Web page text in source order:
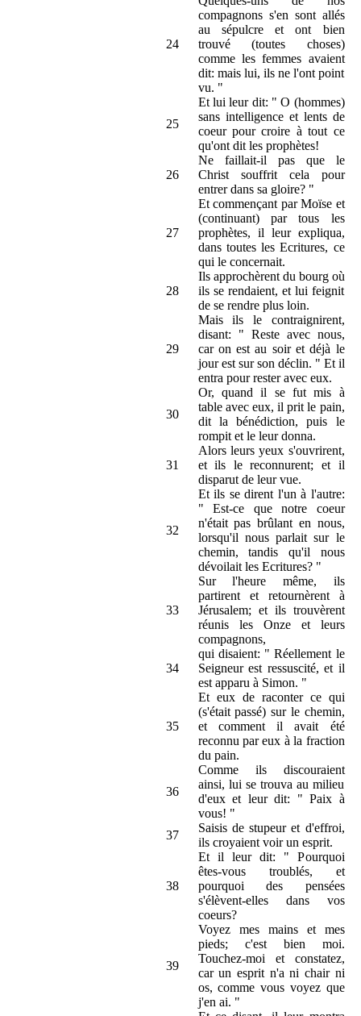
24
compagnons s'en sont allés
au sépulcre et ont bien
trouvé (toutes choses)
comme les femmes avaient
dit: mais lui, ils ne l'ont point
vu. "
25
Et lui leur dit: " O (hommes)
sans intelligence et lents de
coeur pour croire à tout ce
qu'ont dit les prophètes!
26
Ne faillait-il pas que le
Christ souffrit cela pour
entrer dans sa gloire? "
27
Et commençant par Moïse et
(continuant) par tous les
prophètes, il leur expliqua,
dans toutes les Ecritures, ce
qui le concernait.
28
Ils approchèrent du bourg où
ils se rendaient, et lui feignit
de se rendre plus loin.
29
Mais ils le contraignirent,
disant: " Reste avec nous,
car on est au soir et déjà le
jour est sur son déclin. " Et il
entra pour rester avec eux.
30
Or, quand il se fut mis à
table avec eux, il prit le pain,
dit la bénédiction, puis le
rompit et le leur donna.
31
Alors leurs yeux s'ouvrirent,
et ils le reconnurent; et il
disparut de leur vue.
32
Et ils se dirent l'un à l'autre:
" Est-ce que notre coeur
n'était pas brûlant en nous,
lorsqu'il nous parlait sur le
chemin, tandis qu'il nous
dévoilait les Ecritures? "
33
Sur l'heure même, ils
partirent et retournèrent à
Jérusalem; et ils trouvèrent
réunis les Onze et leurs
compagnons,
34
qui disaient: " Réellement le
Seigneur est ressuscité, et il
est apparu à Simon. "
35
Et eux de raconter ce qui
(s'était passé) sur le chemin,
et comment il avait été
reconnu par eux à la fraction
du pain.
36
Comme ils discouraient
ainsi, lui se trouva au milieu
d'eux et leur dit: " Paix à
vous! "
37
Saisis de stupeur et d'effroi,
ils croyaient voir un esprit.
38
Et il leur dit: " Pourquoi
êtes-vous troublés, et
pourquoi des pensées
s'élèvent-elles dans vos
coeurs?
39
Voyez mes mains et mes
pieds; c'est bien moi.
Touchez-moi et constatez,
car un esprit n'a ni chair ni
os, comme vous voyez que
j'en ai. "